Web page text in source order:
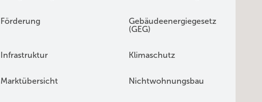
Förderung
Gebäudeenergiegesetz
(GEG)
Infrastruktur Klimaschutz
Marktübersicht Nichtwohnungsbau